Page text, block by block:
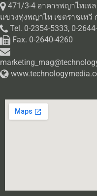
471/3-4 อาคารพญาไทเพล
แขวงทุ่งพญาไท เขตราชเทวี
Tel. 0-2354-5333, 0-
Fax. 0-2640-4260